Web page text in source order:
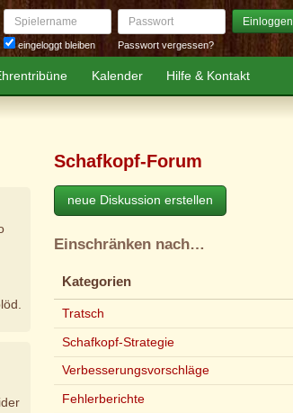
Spielername
eingeloggt bleiben
Passwort Einloggen
Passwort vergessen?
Kalender Hilfe & Kontakt
Schafkopf-Forum
neue Diskussion erstellen
Einschränken nach…
Kategorien
Tratsch
Schafkopf-Strategie
Verbesserungsvorschläge
Fehlerberichte